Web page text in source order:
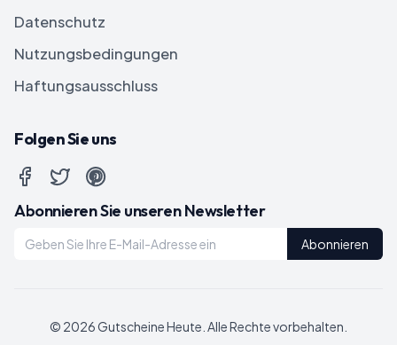
Datenschutz
Nutzungsbedingungen
Haftungsausschluss
Folgen Sie uns
Abonnieren Sie unseren Newsletter
Abonnieren
© 2026Gutscheine Heute . Alle Rechte vorbehalten.